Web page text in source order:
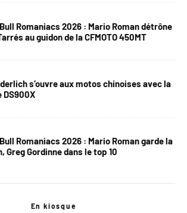
Romaniacs 2026 : Mario Roman détrône
au guidon de la CFMOTO 450MT
s’ouvre aux motos chinoises avec la
DS900X
Romaniacs 2026 : Mario Roman garde la
Greg Gordinne dans le top 10
En kiosque